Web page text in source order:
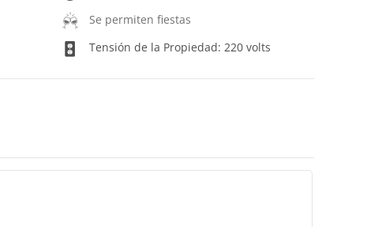
Se permiten fiestas
Tensión de la Propiedad: 220 volts